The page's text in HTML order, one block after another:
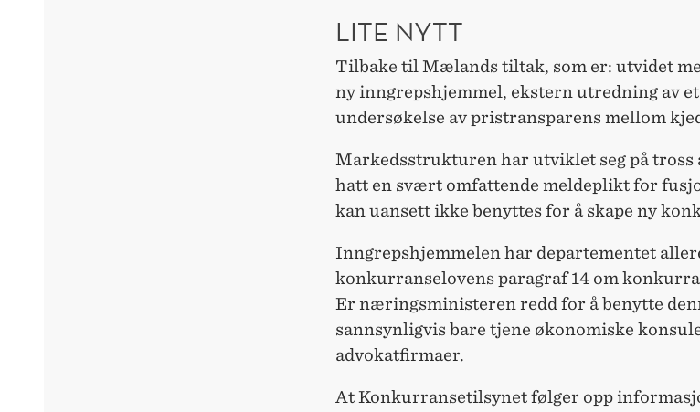
LITE NYTT
Tilbake til Mælands tiltak, som er: utvidet
ny inngrepshjemmel, ekstern utredning av
undersøkelse av pristransparens mellom
Markedsstrukturen har utviklet seg på tross
hatt en svært omfattende meldeplikt for
kan uansett ikke benyttes for å skape ny
Inngrepshjemmelen har departementet
konkurranselovens paragraf 14 om
Er næringsministeren redd for å benytte
sannsynligvis bare tjene økonomiske
advokatfirmaer.
At Konkurransetilsynet følger opp